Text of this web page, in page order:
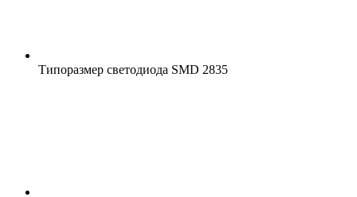
Типоразмер светодиода SMD 2835